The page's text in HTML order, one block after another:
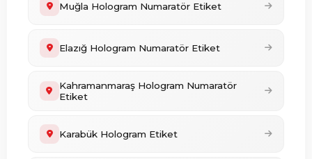
Muğla Hologram Numaratör Etiket
Elazığ Hologram Numaratör Etiket
Kahramanmaraş Hologram Numaratör
Etiket
Karabük Hologram Etiket